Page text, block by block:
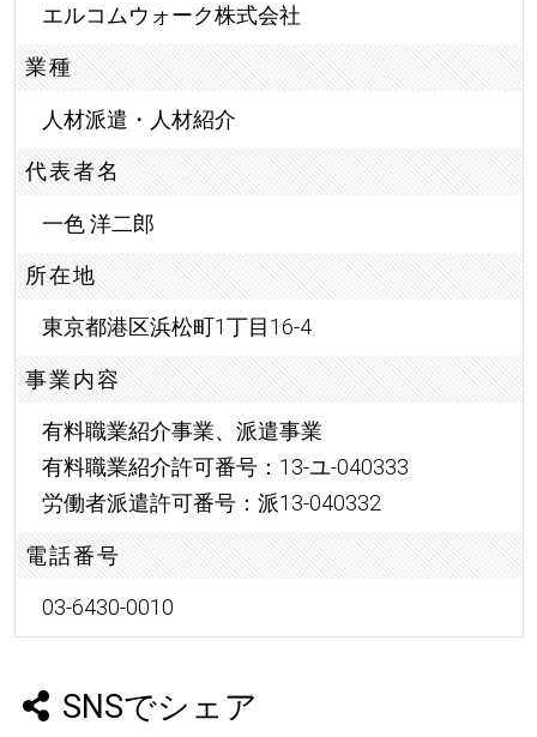
エルコムウォーク株式会社
業種
人材派遣・人材紹介
代表者名
一色 洋二郎
所在地
東京都港区浜松町1丁目16-4
事業内容
有料職業紹介事業、派遣事業
有料職業紹介許可番号：13-ユ-040333
労働者派遣許可番号：派13-040332
電話番号
03-6430-0010
SNSでシェア